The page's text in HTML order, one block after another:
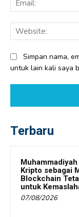
Simpan nama,
untuk lain kali saya
Terbaru
Kripto sebagai
Blockchain
untuk
07/08/2026